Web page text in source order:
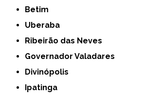
Betim
Uberaba
Ribeirão das Neves
Governador Valadares
Divinópolis
Ipatinga